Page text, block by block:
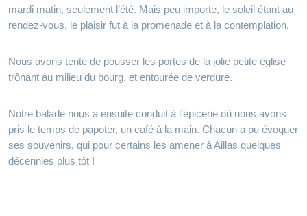
mardi matin, seulement l’été. Mais peu importe, le soleil étant au
rendez-vous, le plaisir fut à la promenade et à la contemplation.
Nous avons tenté de pousser les portes de la jolie petite église
trônant au milieu du bourg, et entourée de verdure.
Notre balade nous a ensuite conduit à l’épicerie où nous avons
pris le temps de papoter, un café à la main. Chacun a pu évoquer
ses souvenirs, qui pour certains les amener à Aillas quelques
décennies plus tôt !